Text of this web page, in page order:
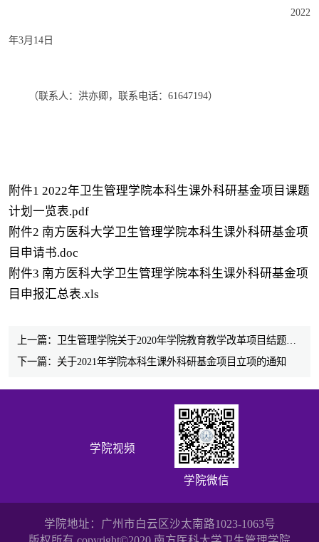
2022
年3月 14日
（联系人：洪亦卿，联系电话： 61647194）
附件1 2022年卫生管理学院本科生课外科研基金项目课题
计划一览表.pdf
附件2 南方医科大学卫生管理学院本科生课外科研基金项
目申请书.doc
附件3 南方医科大学卫生管理学院本科生课外科研基金项
目申报汇总表.xls
下一篇：关于2021年学院本科生课外科研基金项目立项的通知
学院视频
学院微信
学院地址：广州市白云区沙太南路1023-1063号